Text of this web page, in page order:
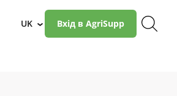
UK › Вхід в AgriSupp